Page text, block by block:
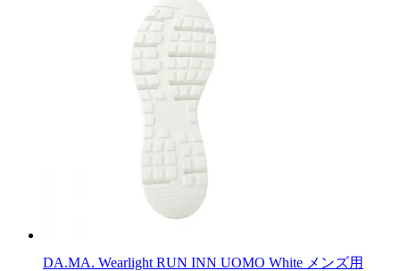
DA.MA. Wearlight RUN INN UOMO White メンズ用